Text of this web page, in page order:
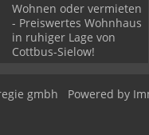
Wohnen oder vermieten
- Preiswertes Wohnhaus
in ruhiger Lage von
Cottbus-Sielow!
gmbh Powered by